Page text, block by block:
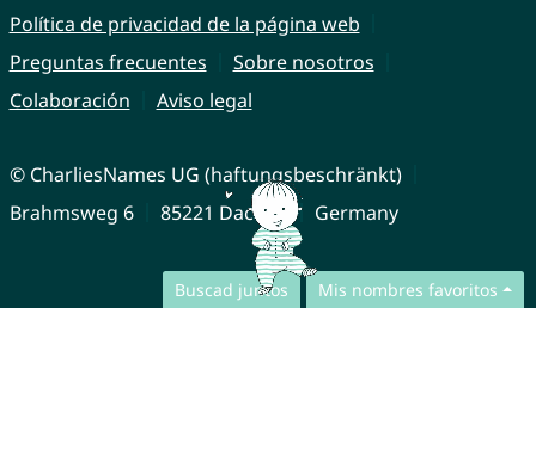
Buscad juntos Mis nombres favoritos
Política de privacidad de la página web
Preguntas frecuentes
Sobre nosotros
Colaboración
Aviso legal
© CharliesNames UG (haftungsbeschränkt)
Brahmsweg 6
85221 Dachau Germany